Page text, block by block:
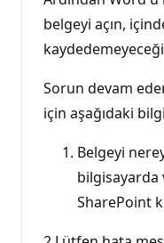
belgeyi açın,
Sorun devam
için aşağıdaki
Belgeyi
bilgisayarda
SharePoint